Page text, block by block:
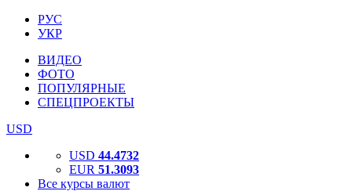
РУС
УКР
ВИДЕО
ФОТО
ПОПУЛЯРНЫЕ
СПЕЦПРОЕКТЫ
USD
USD 44.4732
EUR 51.3093
Все курсы валют